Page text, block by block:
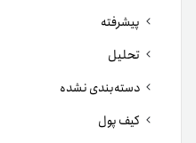
پیشرفته
تحلیل
دسته‌بندی نشده
کیف پول